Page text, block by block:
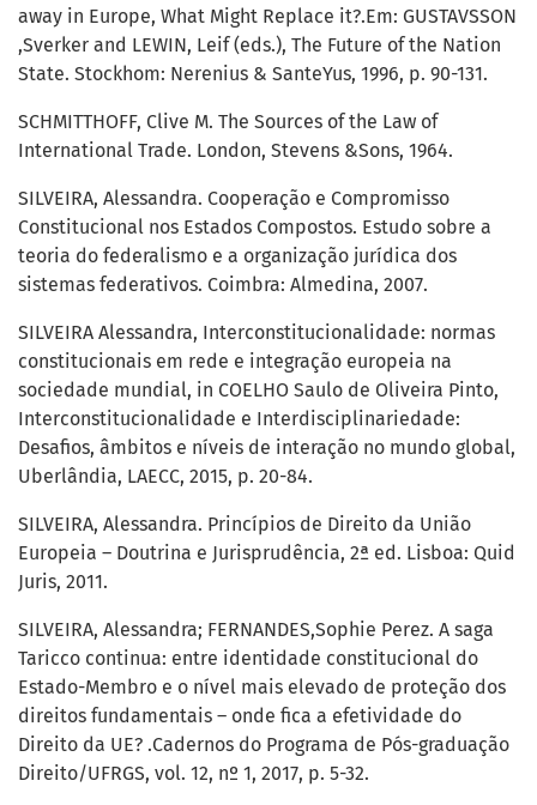
away in Europe, What Might Replace it?.Em: GUSTAVSSON
,Sverker and LEWIN, Leif (eds.), The Future of the Nation
State. Stockhom: Nerenius & SanteYus, 1996, p. 90-131.
SCHMITTHOFF, Clive M. The Sources of the Law of
International Trade. London, Stevens &Sons, 1964.
SILVEIRA, Alessandra. Cooperação e Compromisso
Constitucional nos Estados Compostos. Estudo sobre a
teoria do federalismo e a organização jurídica dos
sistemas federativos. Coimbra: Almedina, 2007.
SILVEIRA Alessandra, Interconstitucionalidade: normas
constitucionais em rede e integração europeia na
sociedade mundial, in COELHO Saulo de Oliveira Pinto,
Interconstitucionalidade e Interdisciplinariedade:
Desafios, âmbitos e níveis de interação no mundo global,
Uberlândia, LAECC, 2015, p. 20-84.
SILVEIRA, Alessandra. Princípios de Direito da União
Europeia – Doutrina e Jurisprudência, 2ª ed. Lisboa: Quid
Juris, 2011.
SILVEIRA, Alessandra; FERNANDES,Sophie Perez. A saga
Taricco continua: entre identidade constitucional do
Estado-Membro e o nível mais elevado de proteção dos
direitos fundamentais – onde fica a efetividade do
Direito da UE? .Cadernos do Programa de Pós-graduação
Direito/UFRGS, vol. 12, nº 1, 2017, p. 5-32.